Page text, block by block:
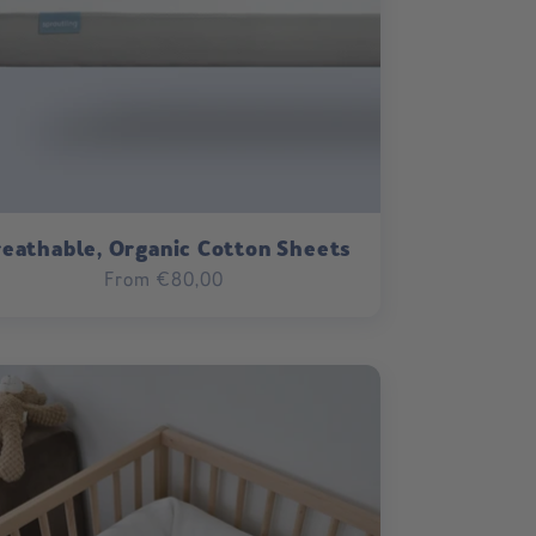
Organic Cotton Sheets
Regular
From €80,00